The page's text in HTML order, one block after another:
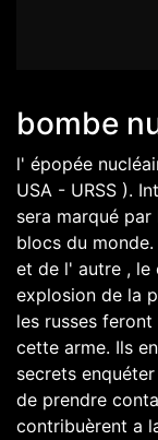
bombe
l' épopée
USA - URSS ).
sera marqué
blocs du
et de l' autre , le
explosion de la
les russes
cette arme. Ils
secrets
de prendre
contribuèrent a